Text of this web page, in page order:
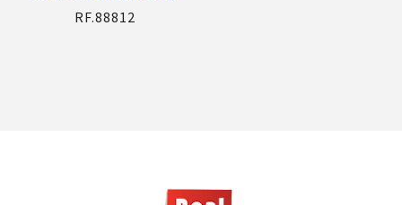
RF.88812